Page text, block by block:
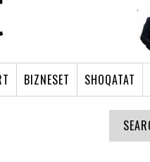
BIZNESET SHOQATAT